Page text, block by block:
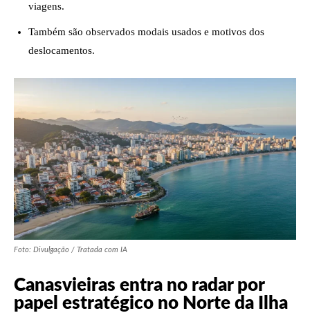
viagens.
Também são observados modais usados e motivos dos
deslocamentos.
Foto: Divulgação / Tratada com IA
Canasvieiras entra no radar por
papel estratégico no Norte da Ilha